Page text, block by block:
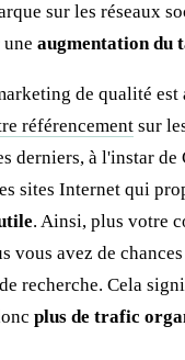
sur les réseaux
augmentation du
de qualité
référencement sur
derniers, à l'instar de
sites Internet qui
. Ainsi, plus votre
vous avez de
recherche. Cela
plus de trafic